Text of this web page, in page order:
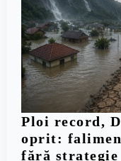
Ploi record,
oprit:
fără strategie